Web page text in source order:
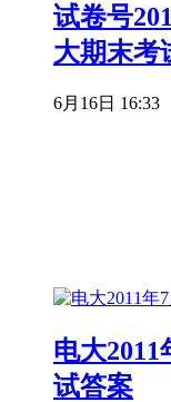
试卷号
大期末考
6月16日 16:33
电大2011
试答案